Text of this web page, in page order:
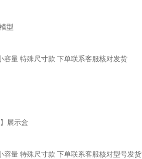
型
量 特殊尺寸款 下单联系客服核对发货
展示盒
量 特殊尺寸款 下单联系客服核对型号发货